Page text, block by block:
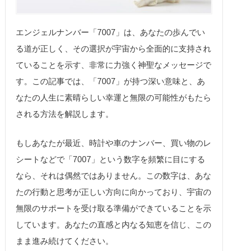
エンジェルナンバー「7007」は、あなたの歩んでい
る道が正しく、その選択が宇宙から全面的に支持され
ていることを示す、非常に力強く神聖なメッセージで
す。この記事では、「7007」が持つ深い意味と、あ
なたの人生に素晴らしい幸運と無限の可能性がもたら
される方法を解説します。
もしあなたが最近、時計や車のナンバー、買い物のレ
シートなどで「7007」という数字を頻繁に目にする
なら、それは偶然ではありません。この数字は、あな
たの行動と思考が正しい方向に向かっており、宇宙の
無限のサポートを受け取る準備ができていることを示
しています。あなたの直感と内なる知恵を信じ、この
まま進み続けてください。